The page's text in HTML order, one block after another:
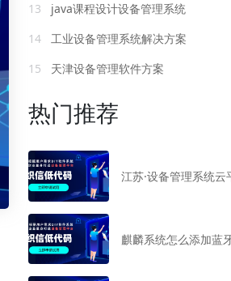
13
java课程设计设备管理系统
14
工业设备管理系统解决方案
15
天津设备管理软件方案
热门推荐
江苏·设备管理系统云
麒麟系统怎么添加蓝